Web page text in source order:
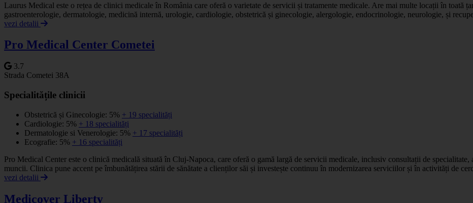
Laurus Medical este o rețea de clinici medicale în România care oferă o varietate de servicii și tratamente medicale. Are mai multe locații în toată
gastroenterologie, dermatologie, medicină internă, urologie, cardiologie, obstetrică și ginecologie, alergologie, endocrinologie, neurologie, și
vezi detalii
Pro Medical Center Cometei
3.7
Strada Cometei 38A
Specialitățile clinicii
Obstetrică și Ginecologie: 5% + 19 specialități
Cardiologie: 5% + 18 specialități
Dermatologie si Venerologie: 5% + 17 specialități
Ecografie: 5% + 16 specialități
Pro Medical Center este o clinică medicală situată în Cluj-Napoca, care oferă o gamă largă de servicii medicale, inclusiv consultații de
muncii. Clinica pune accent pe îmbunătățirea stării de sănătate a clienților săi și investește continuu în modernizarea serviciilor și în activități de
vezi detalii
Medicover Liberty